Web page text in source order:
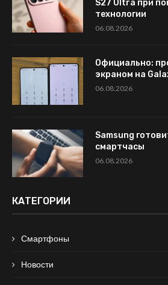
S27 Ultra при
технологии
06.08.2026
Официально:
экраном на
06.08.2026
Samsung
смартчасы
06.08.2026
КАТЕГОРИИ
Смартфоны
Новости